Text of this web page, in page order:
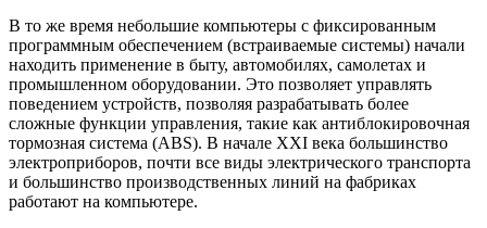
В то же время небольшие компьютеры с фиксированным
программным обеспечением (встраиваемые системы) начали
находить применение в быту, автомобилях, самолетах и
промышленном оборудовании. Это позволяет управлять
поведением устройств, позволяя разрабатывать более
сложные функции управления, такие как антиблокировочная
тормозная система (ABS). В начале XXI века большинство
электроприборов, почти все виды электрического транспорта
и большинство производственных линий на фабриках
работают на компьютере.